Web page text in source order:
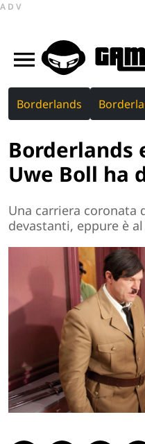
ADV
Borderlands
Borderlands
Uwe Boll ha
Una carriera coronata
devastanti, eppure è